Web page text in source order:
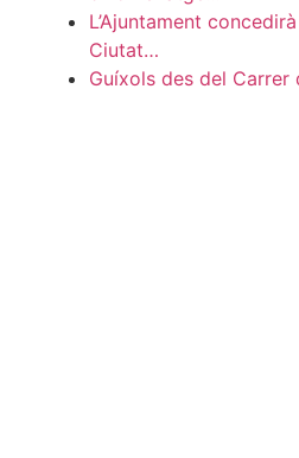
L’Ajuntament
Ciutat…
Guíxols des del